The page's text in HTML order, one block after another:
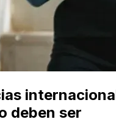
deben ser